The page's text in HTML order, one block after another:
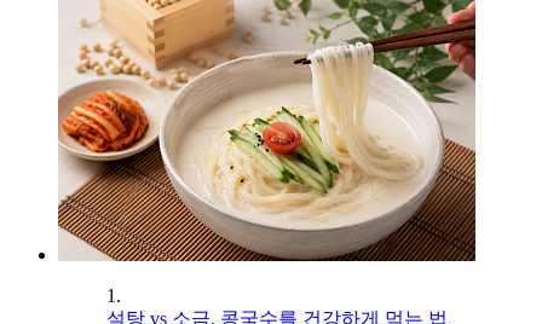
1.
설탕 vs 소금, 콩국수를 건강하게 먹는 법